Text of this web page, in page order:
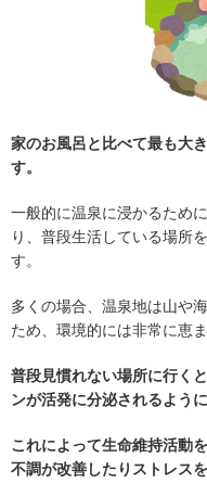
家のお風呂と比べて最も大
す。
一般的に温泉に浸かるため
り、普段生活している場所
す。
多くの場合、温泉地は山や
ため、環境的には非常に恵
普段見慣れない場所に行く
ンが活発に分泌されるように
これによって生命維持活動
不調が改善したりストレス